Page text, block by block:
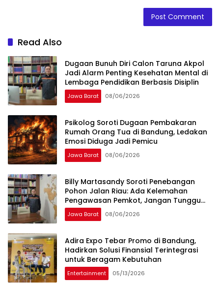
Read Also
Dugaan Bunuh Diri Calon Taruna Akpol
Jadi Alarm Penting Kesehatan Mental di
Lembaga Pendidikan Berbasis Disiplin
Jawa Barat 08/06/2026
Psikolog Soroti Dugaan Pembakaran
Rumah Orang Tua di Bandung, Ledakan
Emosi Diduga Jadi Pemicu
Jawa Barat 08/06/2026
Billy Martasandy Soroti Penebangan
Pohon Jalan Riau: Ada Kelemahan
Pengawasan Pemkot, Jangan Tunggu
Viral Baru Bertindak
Jawa Barat 08/06/2026
Adira Expo Tebar Promo di Bandung,
Hadirkan Solusi Finansial Terintegrasi
untuk Beragam Kebutuhan
Entertainment 05/13/2026